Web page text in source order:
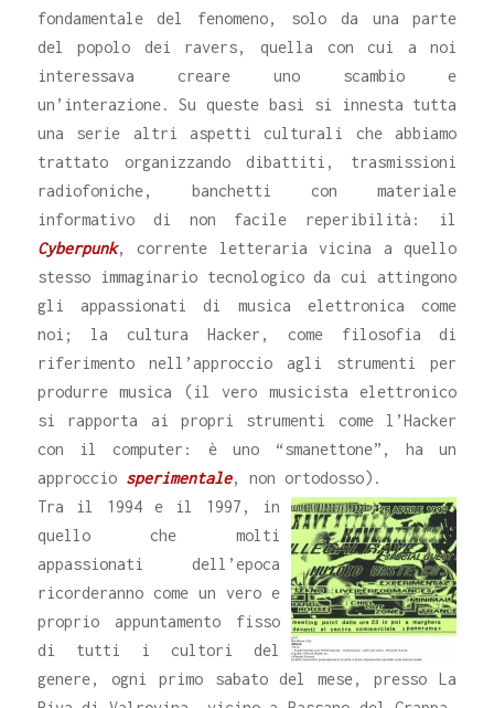
fondamentale del fenomeno, solo da una parte
del popolo dei ravers, quella con cui a noi
interessava creare uno scambio e
un’interazione. Su queste basi si innesta tutta
una serie altri aspetti culturali che abbiamo
trattato organizzando dibattiti, trasmissioni
radiofoniche, banchetti con materiale
informativo di non facile reperibilità: il
Cyberpunk, corrente letteraria vicina a quello
stesso immaginario tecnologico da cui attingono
gli appassionati di musica elettronica come
noi; la cultura Hacker, come filosofia di
riferimento nell’approccio agli strumenti per
produrre musica (il vero musicista elettronico
si rapporta ai propri strumenti come l’Hacker
con il computer: è uno “smanettone”, ha un
approccio sperimentale, non ortodosso).
Tra il 1994 e il 1997, in
quello che molti
appassionati dell’epoca
ricorderanno come un vero e
proprio appuntamento fisso
di tutti i cultori del
genere, ogni primo sabato del mese, presso La